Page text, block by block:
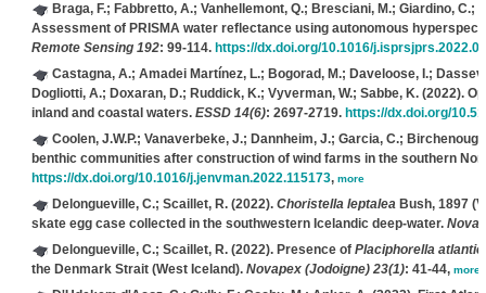
Braga, F.; Fabbretto, A.; Vanhellemont, Q.; Bresciani, M.; Giardino, C.;
Assessment of PRISMA water reflectance using autonomous
Remote Sensing 192: 99-114. https://dx.doi.org/10.1016/
Castagna, A.; Amadei Martínez, L.; Bogorad, M.; Daveloose, I.;
Dogliotti, A.; Doxaran, D.; Ruddick, K.; Vyverman, W.; Sabbe, K.(2022).
inland and coastal waters. ESSD 14(6): 2697-2719. https://dx.doi.org/
Coolen, J.W.P.; Vanaverbeke, J.; Dannheim, J.; Garcia, C.;
benthic communities after construction of wind farms in the southern
https://dx.doi.org/10.1016/j.jenvman.2022.115173, more
Delongueville, C.; Scaillet, R.(2022). Choristella leptaleaBush, 1897
skate egg case collected in the southwestern Icelandic deep-water.
Delongueville, C.; Scaillet, R.(2022). Presence of Placiphorella
the Denmark Strait (West Iceland). Novapex (Jodoigne) 23(1): 41-44, more